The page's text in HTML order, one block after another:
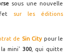
sous une nouvelle
sur les éditions
de Sin City pour le
mini' 300, qui quitte